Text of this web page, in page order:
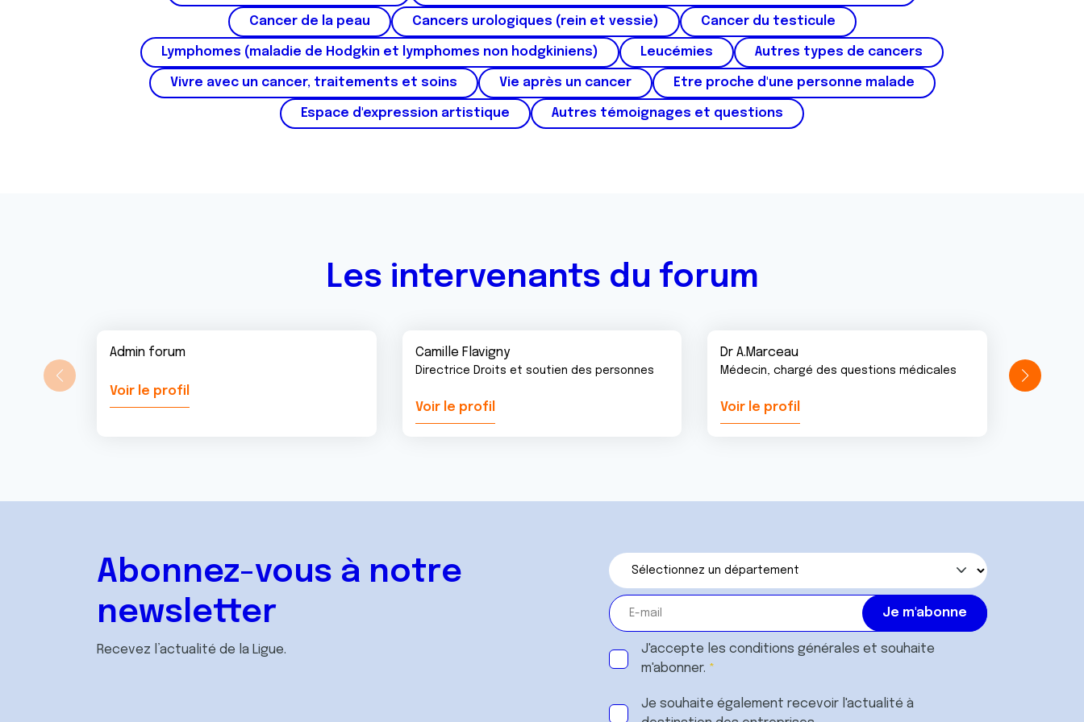
e
m
e
n
Cancer de la peau Cancers urologiques (rein et vessie) Cancer du testicule
Lymphomes (maladie de Hodgkin et lymphomes non hodgkiniens) Leucémies Autres types de cancers
Vivre avec un cancer, traitements et soins Vie après un cancer Etre proche d'une personne malade
Espace d'expression artistique Autres témoignages et questions
Les intervenants du forum
Admin forum
Voir le profil
Camille Flavigny
Directrice Droits et soutien des personnes
Voir le profil
Dr A.Marceau
Médecin, chargé des questions médicales
Voir le profil
Abonnez-vous à notre
newsletter
Recevez l’actualité de la Ligue. J'accepte les conditions générales et souhaite
m'abonner.
Je souhaite également recevoir l'actualité à